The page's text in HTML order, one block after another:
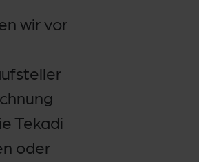
wir vor
Tekadi
oder